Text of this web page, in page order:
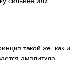
такой же, как и
амплитуда